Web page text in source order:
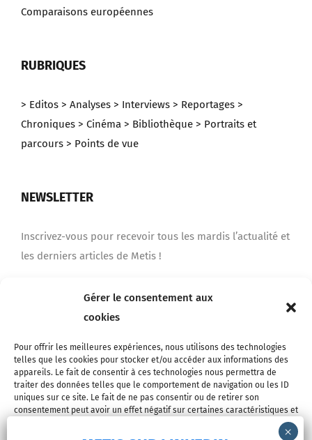
Gérer le consentement aux
cookies
Pour offrir les meilleures expériences, nous utilisons des technologies
telles que les cookies pour stocker et/ou accéder aux informations des
appareils. Le fait de consentir à ces technologies nous permettra de
traiter des données telles que le comportement de navigation ou les ID
uniques sur ce site. Le fait de ne pas consentir ou de retirer son
consentement peut avoir un effet négatif sur certaines caractéristiques et
Comparaisons européennes
RUBRIQUES
> Editos > Analyses > Interviews > Reportages >
Chroniques > Cinéma > Bibliothèque > Portraits et
parcours > Points de vue
NEWSLETTER
Inscrivez-vous pour recevoir tous les mardis l’actualité et
les derniers articles de Metis !